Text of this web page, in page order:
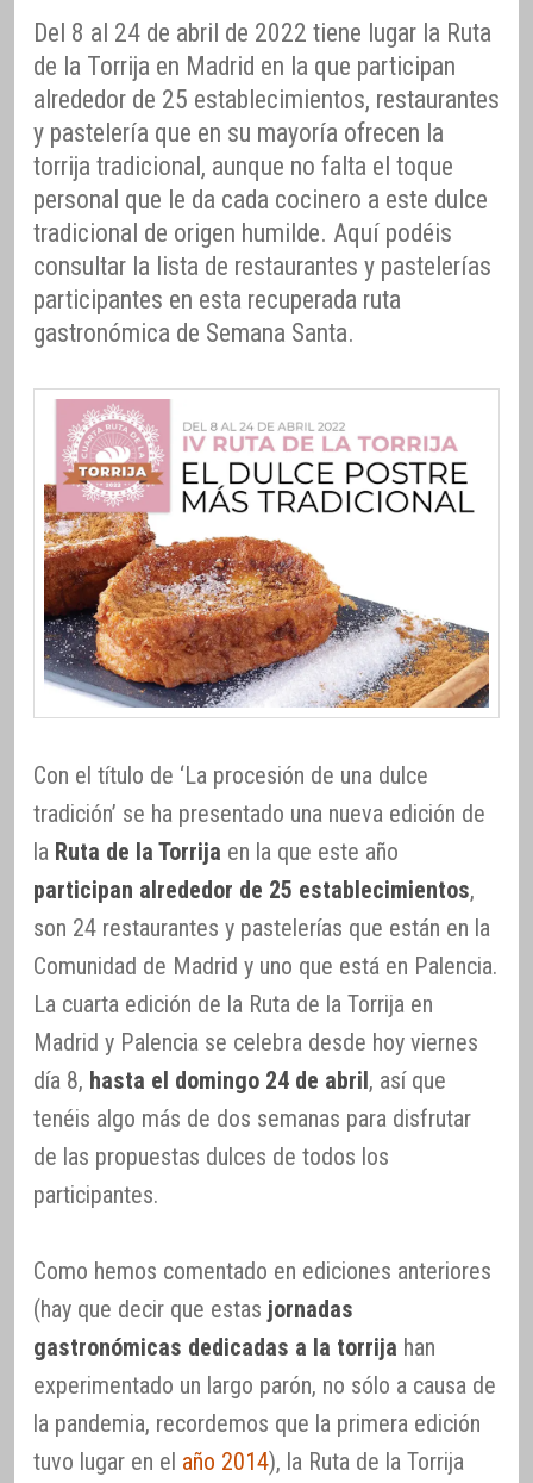
Del 8 al 24 de abril de 2022 tiene lugar la Ruta
de la Torrija en Madrid en la que participan
alrededor de 25 establecimientos, restaurantes
y pastelería que en su mayoría ofrecen la
torrija tradicional, aunque no falta el toque
personal que le da cada cocinero a este dulce
tradicional de origen humilde. Aquí podéis
consultar la lista de restaurantes y pastelerías
participantes en esta recuperada ruta
gastronómica de Semana Santa.
Con el título de ‘La procesión de una dulce
tradición’ se ha presentado una nueva edición de
la Ruta de la Torrija en la que este año
participan alrededor de 25 establecimientos,
son 24 restaurantes y pastelerías que están en la
Comunidad de Madrid y uno que está en Palencia.
La cuarta edición de la Ruta de la Torrija en
Madrid y Palencia se celebra desde hoy viernes
día 8, hasta el domingo 24 de abril, así que
tenéis algo más de dos semanas para disfrutar
de las propuestas dulces de todos los
participantes.
Como hemos comentado en ediciones anteriores
(hay que decir que estas jornadas
gastronómicas dedicadas a la torrija han
experimentado un largo parón, no sólo a causa de
la pandemia, recordemos que la primera edición
tuvo lugar en el año 2014), la Ruta de la Torrija